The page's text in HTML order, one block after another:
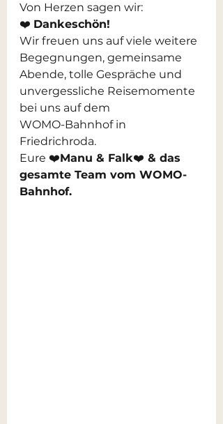
Von Herzen sagen wir:
❤️ Dankeschön!
Wir freuen uns auf viele weitere
Begegnungen, gemeinsame
Abende, tolle Gespräche und
unvergessliche Reisemomente
bei uns auf dem
WOMO-Bahnhof in
Friedrichroda.
Eure ❤️Manu & Falk❤️ & das
gesamte Team vom WOMO-
Bahnhof.